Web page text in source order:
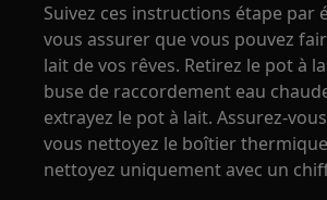
Suivez ces instructions étape par
vous assurer que vous pouvez
lait de vos rêves. Retirez le pot à
buse de raccordement eau
extrayez le pot à lait. Assurez-
vous nettoyez le boîtier
nettoyez uniquement avec un